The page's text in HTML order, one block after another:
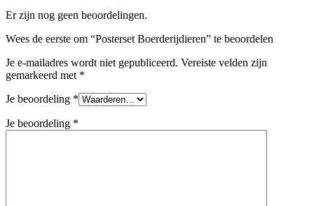
Er zijn nog geen beoordelingen.
Wees de eerste om “Posterset Boerderijdieren” te beoordelen
Je e-mailadres wordt niet gepubliceerd. Vereiste velden zijn
gemarkeerd met *
Je beoordeling *
Je beoordeling *